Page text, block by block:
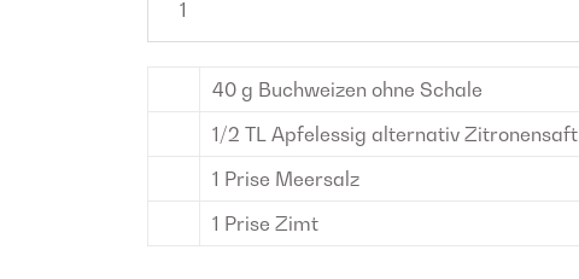
40 g Buchweizen ohne Schale
1/2 TL Apfelessig alternativ Zitronensaft
1 Prise Meersalz
1 Prise Zimt